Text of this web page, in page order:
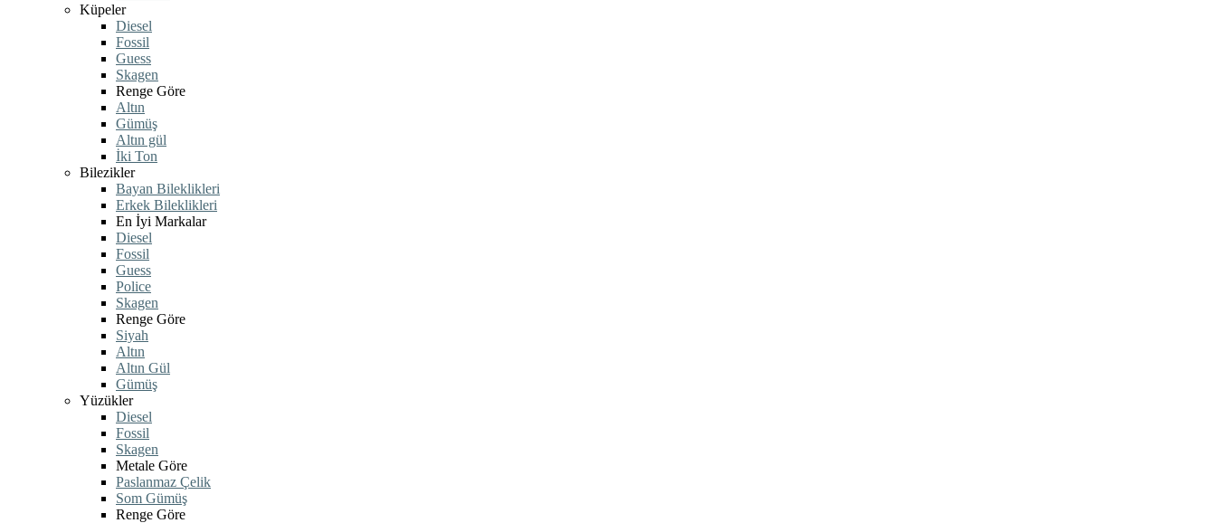
Küpeler
Diesel
Fossil
Guess
Skagen
Renge Göre
Altın
Gümüş
Altın gül
İki Ton
Bilezikler
Bayan Bileklikleri
Erkek Bileklikleri
En İyi Markalar
Diesel
Fossil
Guess
Police
Skagen
Renge Göre
Siyah
Altın
Altın Gül
Gümüş
Yüzükler
Diesel
Fossil
Skagen
Metale Göre
Paslanmaz Çelik
Som Gümüş
Renge Göre